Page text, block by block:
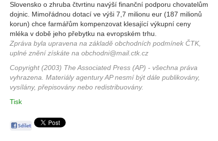
Slovensko o zhruba čtvrtinu navýší finanční podporu chovatelům
dojnic. Mimořádnou dotací ve výši 7,7 milionu eur (187 milionů
korun) chce farmářům kompenzovat klesající výkupní ceny
mléka v době jeho přebytku na evropském trhu.
Zpráva byla upravena na základě obchodních podmínek ČTK,
uplné znění získáte na obchodni@mail.ctk.cz
Copyright (2003) The Associated Press (AP) - všechna práva
vyhrazena. Materiály agentury AP nesmí být dále publikovány,
vysílány, přepisovány nebo redistribuovány.
Tisk